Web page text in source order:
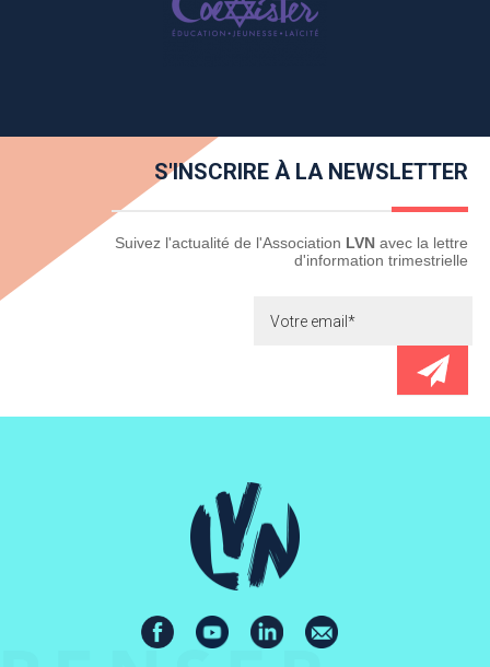
S'INSCRIRE À LA NEWSLETTER
Newsletter Suivez l'actualité de l'Association LVN avec la lettre
d'information trimestrielle